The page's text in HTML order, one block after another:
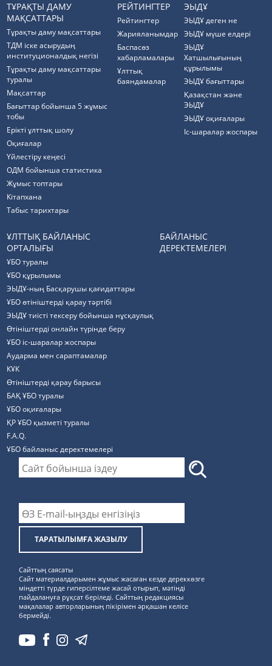
ТҰРАҚТЫ ДАМУ
МАҚСАТТАРЫ
Тұрақты даму мақсаттары
ТДМ іске асырудың
институционалдық негізі
Тұрақты даму мақсаттары
туралы
Мақсаттар
Бағыттар бойынша 5 жұмыс
тобы
Ерікті ұлттық шолу
Оқиғалар
Үйлестіру кеңесі
ОДМ бойынша статистика
Жұмыс топтары
Кітапхана
Табыс тарихтары
РЕЙТИНГТЕР
Рейтингтер
Жарияланымдар
Баспасөз
хабарламалары
Ұлттық
баяндамалар
ЭЫДҰ
ЭЫДҰ деген не
ЭЫДҰ мүше елдері
ЭЫДҰ
Хатшылығының
құрылымы
ЭЫДҰ бағыттары
Қазақстан және
ЭЫДҰ
ЭЫДҰ оқиғалары
Іс-шаралар жоспары
ҰЛТТЫҚ БАЙЛАНЫС
ОРТАЛЫҒЫ
ҰБО туралы
ҰБО құрылымы
ЭЫДҰ-ның Басқарушы қағидаттары
ҰБО өтініштерді қарау тәртібі
ЭЫДҰ тиісті тексеру бойынша нұсқаулық
Өтініштерді онлайн түрінде беру
ҰБО іс-шаралар жоспары
Аударма мен сараптамалар
КҰК
Өтініштерді қарау барысы
БАҚ ҰБО туралы
ҰБО оқиғалары
ҚР ҰБО қызметі туралы
F.A.Q.
ҰБО байланыс деректемелерi
БАЙЛАНЫС
ДЕРЕКТЕМЕЛЕРІ
ТАРАТЫЛЫМҒА ЖАЗЫЛУ
Сайттың саясаты
Сайт материалдарымен жұмыс жасаған кезде дереккөзге
міндетті түрде гиперсілтеме жасай отырып, мәтінді
пайдалануға рұқсат беріледі. Сайттың редакциясы
мақалалар авторларының пікірімен әрқашан келісе
бермейді.